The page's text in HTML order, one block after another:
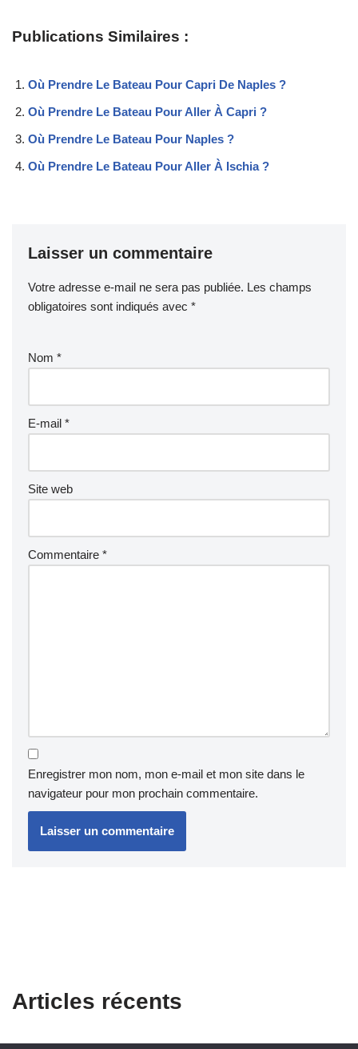
Publications Similaires :
Où Prendre Le Bateau Pour Capri De Naples ?
Où Prendre Le Bateau Pour Aller À Capri ?
Où Prendre Le Bateau Pour Naples ?
Où Prendre Le Bateau Pour Aller À Ischia ?
Laisser un commentaire
Votre adresse e-mail ne sera pas publiée. Les champs
obligatoires sont indiqués avec *
Nom *
E-mail *
Site web
Commentaire *
Enregistrer mon nom, mon e-mail et mon site dans le
navigateur pour mon prochain commentaire.
Articles récents